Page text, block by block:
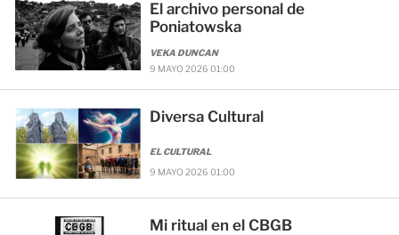
El archivo personal de
Poniatowska
VEKA DUNCAN
9 MAYO 2026 01:00
Diversa Cultural
EL CULTURAL
9 MAYO 2026 01:00
Mi ritual en el CBGB